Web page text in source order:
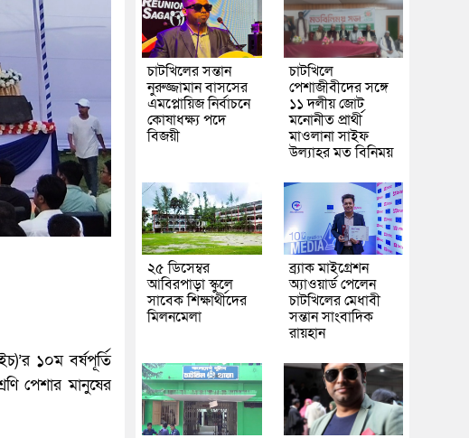
১০ম বর্ষপূর্তি
পেশার মানুষের
চাটখিলের সন্তান
নুরুজ্জামান বাসসের
এমপ্লোয়িজ নির্বাচনে
কোষাধক্ষ্য পদে
বিজয়ী
চাটখিলে
পেশাজীবীদের সঙ্গে
১১ দলীয় জোট
মনোনীত প্রার্থী
মাওলানা সাইফ
উল্যাহর মত বিনিময়
২৫ ডিসেম্বর
আবিরপাড়া স্কুলে
সাবেক শিক্ষার্থীদের
মিলনমেলা
ব্র্যাক মাইগ্রেশন
অ্যাওয়ার্ড পেলেন
চাটখিলের মেধাবী
সন্তান সাংবাদিক
রায়হান